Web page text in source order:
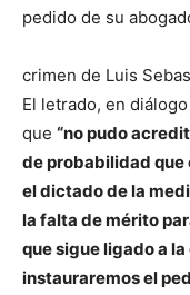
pedido de su
crimen de Luis
El letrado, en
que “no pudo
de probabilidad que
el dictado de la
la falta de mérito
que sigue ligado a
instauraremos el